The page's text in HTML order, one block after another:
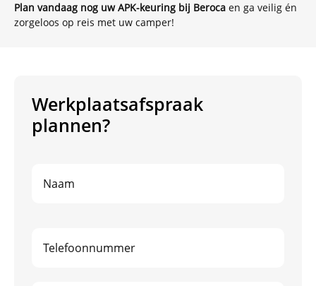
Plan vandaag nog uw APK-keuring bij Beroca en ga veilig én
zorgeloos op reis met uw camper!
Werkplaatsafspraak
plannen?